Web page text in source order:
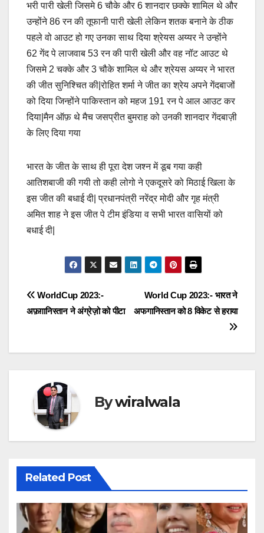
भरी पारी खेली जिसमे 6 चौके और 6 शानदार छक्के शामिल थे और
उन्होंने 86 रन की तूफानी पारी खेली लेकिन शतक बनाने के ठीक
पहले वो आउट हो गए उनका साथ दिया श्रेयस अय्यर ने उन्होंने
62 गेंद पे लाजवाब 53 रन की पारी खेली और वह नॉट आउट थे
जिसमे 2 चक्के और 3 चौके शामिल थे और श्रेयस अय्यर ने भारत
की जीत सुनिश्चित की|रोहित शर्मा ने जीत का श्रेय अपने गेंदबाजों
को दिया जिन्होंने पाकिस्तान को महज 191 रन पे आल आउट कर
दिया|मैन ऑफ़ थे मैच जसप्रीत बुमराह को उनकी शानदार गेंदबाज़ी
के लिए दिया गया
भारत के जीत के साथ ही पूरा देश जश्न में डूब गया कही
आतिशबाजी की गयी तो कही लोगो ने एकदूसरे को मिठाई खिला के
इस जीत की बधाई दी| प्रधानपंत्री नरेंद्र मोदी और गृह मंत्री
अमित शाह ने इस जीत पे टीम इंडिया व सभी भारत वासियों को
बधाई दी|
Post
navigation
World Cup 2023:- भारत ने
अफगानिस्तान को 8 विकेट से हराया
WorldCup 2023:-
अफ़ग़ानिस्तान ने अंग्रेज़ो को पीटा
Bywiralwala
Related Post